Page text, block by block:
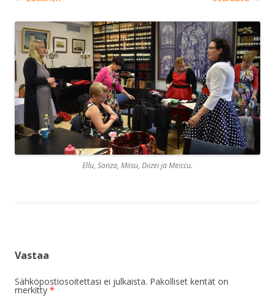
Ellu, Sonza, Miisu, Diizei ja Meiccu.
Vastaa
Sähköpostiosoitettasi ei julkaista. Pakolliset kentät on
merkitty *